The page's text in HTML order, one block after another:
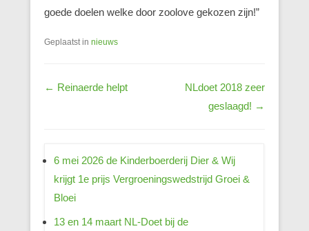
goede doelen welke door zoolove gekozen zijn!”
Geplaatst in nieuws
Berichtnavigatie
← Reinaerde helpt
NLdoet 2018 zeer
geslaagd! →
6 mei 2026 de Kinderboerderij Dier & Wij
krijgt 1e prijs Vergroeningswedstrijd Groei &
Bloei
13 en 14 maart NL-Doet bij de